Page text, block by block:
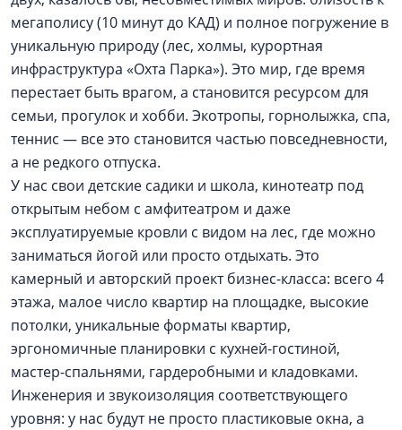
мегаполису (10 минут до КАД) и полное погружение в
уникальную природу (лес, холмы, курортная
инфраструктура «Охта Парка»). Это мир, где время
перестает быть врагом, а становится ресурсом для
семьи, прогулок и хобби. Экотропы, горнолыжка, спа,
теннис — все это становится частью повседневности,
а не редкого отпуска.
У нас свои детские садики и школа, кинотеатр под
открытым небом с амфитеатром и даже
эксплуатируемые кровли с видом на лес, где можно
заниматься йогой или просто отдыхать. Это
камерный и авторский проект бизнес-класса: всего 4
этажа, малое число квартир на площадке, высокие
потолки, уникальные форматы квартир,
эргономичные планировки с кухней-гостиной,
мастер-спальнями, гардеробными и кладовками.
Инженерия и звукоизоляция соответствующего
уровня: у нас будут не просто пластиковые окна, а